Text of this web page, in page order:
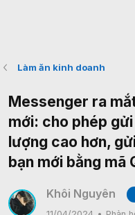
Làm ăn kinh doanh
Messenger ra
mới: cho phép
lượng cao hơn,
bạn mới bằng mã
Khôi Nguyên